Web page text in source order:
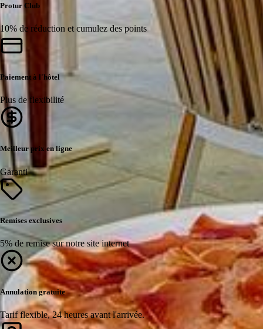
Protur Club
10% de réduction et cumulez des points
Paiement à l'hôtel
Plus de flexibilité
Meilleur prix en ligne
Garanti
Remises exclusives
5% de remise sur notre site internet
Annulation gratuite
Tarif flexible, 24 heures avant l'arrivée.